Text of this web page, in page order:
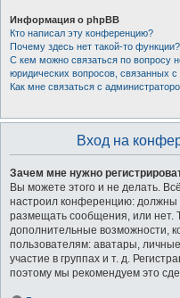
Информация о phpBB
Кто написал эту конференцию?
Почему здесь нет такой-то функции?
С кем можно связаться по вопросу
юридических вопросов, связанных
Как мне связаться с
Вход на
Зачем мне нужно
Вы можете этого и не делать.
настроил конференцию: должны
размещать сообщения, или нет.
дополнительные возможности,
пользователям: аватары,
участие в группах и т. д.
поэтому мы рекомендуем это